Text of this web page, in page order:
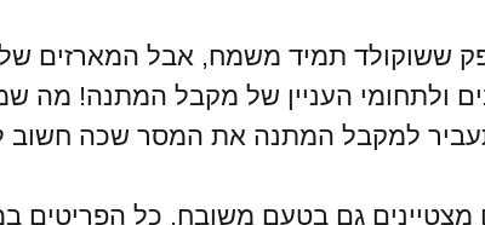
ששוקולד תמיד משמח, אבל המארזים
ולתחומי העניין של מקבל המתנה!
למקבל המתנה את המסר שכה חשוב
גם בטעם משובח. כל הפריטים